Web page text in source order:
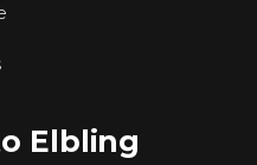
Elbling